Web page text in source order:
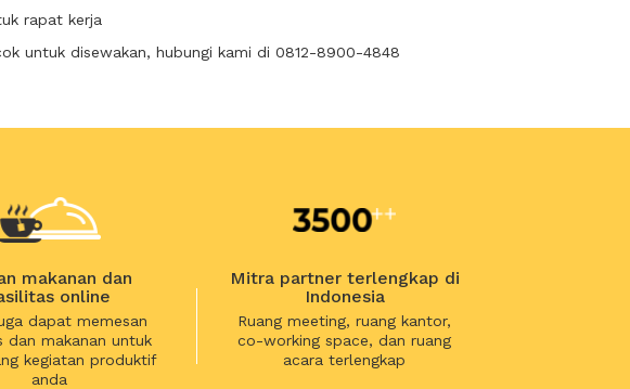
rapat kerja
untuk disewakan, hubungi kami di 0812-8900-4848
makanan dan
online
dapat memesan
dan makanan untuk
kegiatan produktif
anda
Mitra partner terlengkap di
Indonesia
Ruang meeting, ruang kantor,
co-working space, dan ruang
acara terlengkap